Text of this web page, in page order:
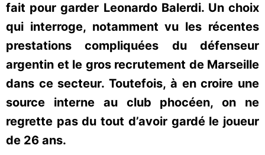
fait pour garder Leonardo Balerdi. Un choix
qui interroge, notamment vu les récentes
prestations compliquées du défenseur
argentin et le gros recrutement de Marseille
dans ce secteur. Toutefois, à en croire une
source interne au club phocéen, on ne
regrette pas du tout d’avoir gardé le joueur
de 26 ans.